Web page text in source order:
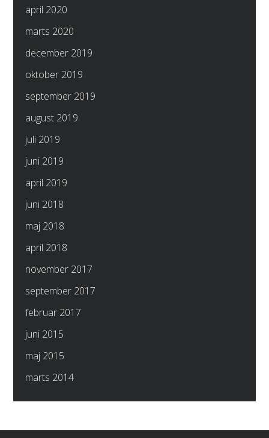
april 2020
marts 2020
december 2019
oktober 2019
september 2019
august 2019
juli 2019
juni 2019
april 2019
juni 2018
maj 2018
april 2018
november 2017
september 2017
februar 2017
juni 2015
maj 2015
marts 2014